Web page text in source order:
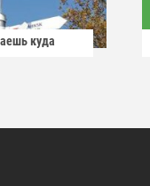
куда